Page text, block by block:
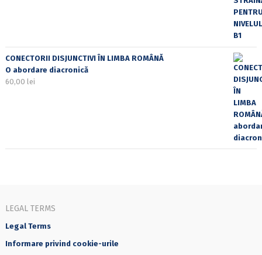
CONECTORII DISJUNCTIVI ÎN LIMBA ROMÂNĂ
O abordare diacronică
60,00 lei
LEGAL TERMS
Legal Terms
Informare privind cookie-urile